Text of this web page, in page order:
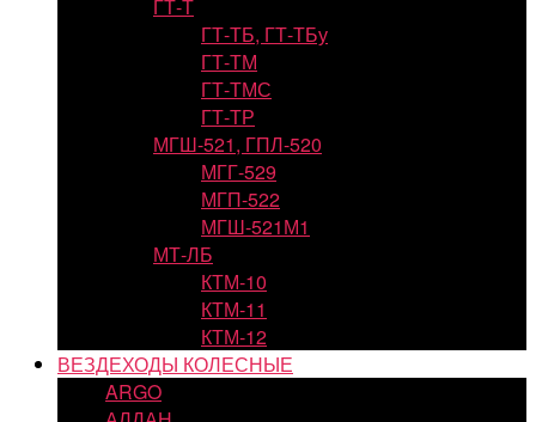
ГТ-Т
ГТ-ТБ, ГТ-ТБу
ГТ-ТМ
ГТ-ТМС
ГТ-ТР
МГШ-521, ГПЛ-520
МГГ-529
МГП-522
МГШ-521М1
МТ-ЛБ
КТМ-10
КТМ-11
КТМ-12
ВЕЗДЕХОДЫ КОЛЕСНЫЕ
ARGO